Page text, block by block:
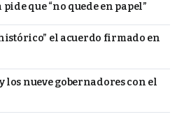
que “no quede en papel”
el acuerdo firmado en
los nueve gobernadores con el